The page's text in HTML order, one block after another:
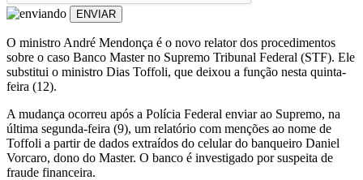
ENVIAR
O ministro André Mendonça é o novo relator dos procedimentos
sobre o caso Banco Master no Supremo Tribunal Federal (STF). Ele
substitui o ministro Dias Toffoli, que deixou a função nesta quinta-
feira (12).
A mudança ocorreu após a Polícia Federal enviar ao Supremo, na
última segunda-feira (9), um relatório com menções ao nome de
Toffoli a partir de dados extraídos do celular do banqueiro Daniel
Vorcaro, dono do Master. O banco é investigado por suspeita de
fraude financeira.